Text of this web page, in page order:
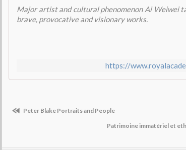
Major artist and cultural phenomenon Ai Weiwei
brave, provocative and visionary works.
https://
Peter Blake Portraits and People
Patrimoine immatériel et